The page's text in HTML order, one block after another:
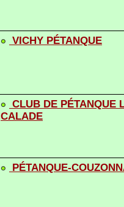
VICHY PÉTANQUE
CLUB DE PÉTANQUE
CALADE
PÉTANQUE-